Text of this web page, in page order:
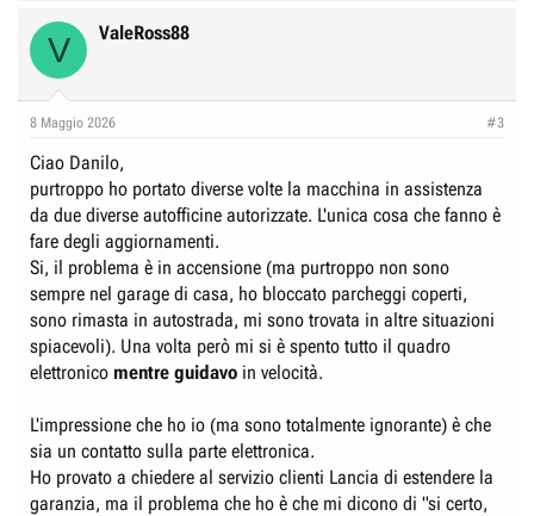
V ValeRoss88
8 Maggio 2026 #3
Ciao Danilo,
purtroppo ho portato diverse volte la macchina in assistenza
da due diverse autofficine autorizzate. L'unica cosa che fanno è
fare degli aggiornamenti.
Si, il problema è in accensione (ma purtroppo non sono
sempre nel garage di casa, ho bloccato parcheggi coperti,
sono rimasta in autostrada, mi sono trovata in altre situazioni
spiacevoli). Una volta però mi si è spento tutto il quadro
elettronico mentre guidavo in velocità.
L'impressione che ho io (ma sono totalmente ignorante) è che
sia un contatto sulla parte elettronica.
Ho provato a chiedere al servizio clienti Lancia di estendere la
garanzia, ma il problema che ho è che mi dicono di "si certo,